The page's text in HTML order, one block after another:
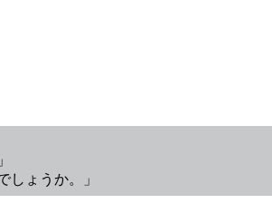
ょうか。」